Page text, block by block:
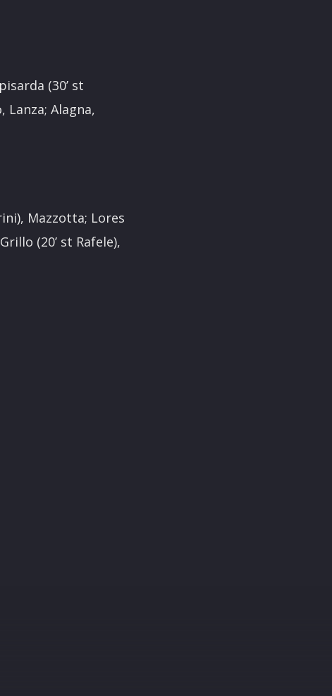
(30’ st
Lanza; Alagna,
Mazzotta; Lores
(20’ st Rafele),